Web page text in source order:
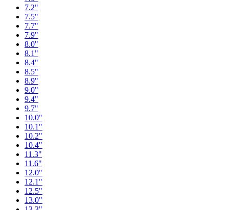
7.2"
7.5"
7.7"
7.9"
8.0"
8.1"
8.4"
8.5"
8.9"
9.0"
9.4"
9.7"
10.0"
10.1"
10.2"
10.4"
11.3"
11.6"
12.0"
12.1"
12.5"
13.0"